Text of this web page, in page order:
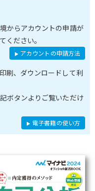
からアカウントの申請が
ください。
アカウントの申請方法
刷、ダウンロードして利
ボタンよりご覧いただけ
電子書籍の使い方